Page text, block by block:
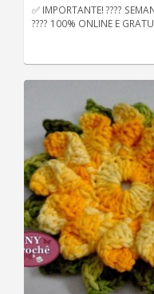
✅ IMPORTANTE! ????
???? 100% ONLINE E